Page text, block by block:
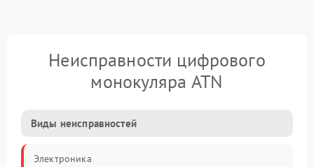
Неисправности цифрового
монокуляра ATN
Виды неисправностей
Электроника